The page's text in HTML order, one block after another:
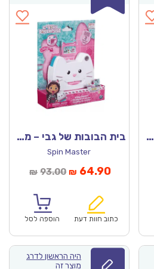
בית הבובות של גבי – דמות גבי מטיילת בית הבובות של גבי – מצלמה
Spin Master
₪ 93.00המחיר
₪93.00.
₪ 64.90המחיר
כתוב חוות דעת הוספה לסל
היה הראשון לדרג
מוצר זה